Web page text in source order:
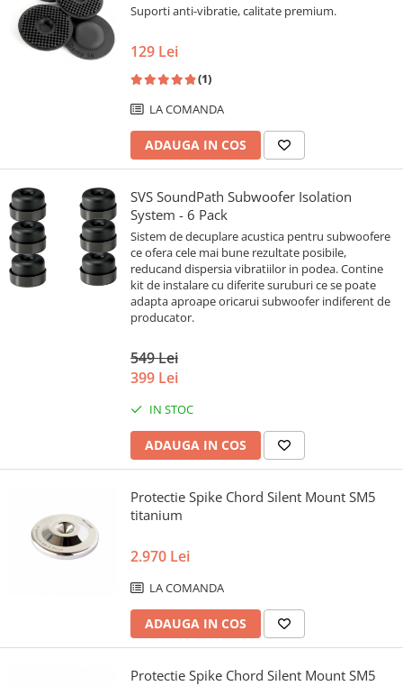
Suporti anti-vibratie, calitate premium.
129 Lei
(1)
LA COMANDA
ADAUGA IN COS
SVS SoundPath Subwoofer Isolation
System - 6 Pack
Sistem de decuplare acustica pentru subwoofere
ce ofera cele mai bune rezultate posibile,
reducand dispersia vibratiilor in podea. Contine
kit de instalare cu diferite suruburi ce se poate
adapta aproape oricarui subwoofer indiferent de
producator.
549 Lei
399 Lei
IN STOC
ADAUGA IN COS
Protectie Spike Chord Silent Mount SM5
titanium
2.970 Lei
LA COMANDA
ADAUGA IN COS
Protectie Spike Chord Silent Mount SM5